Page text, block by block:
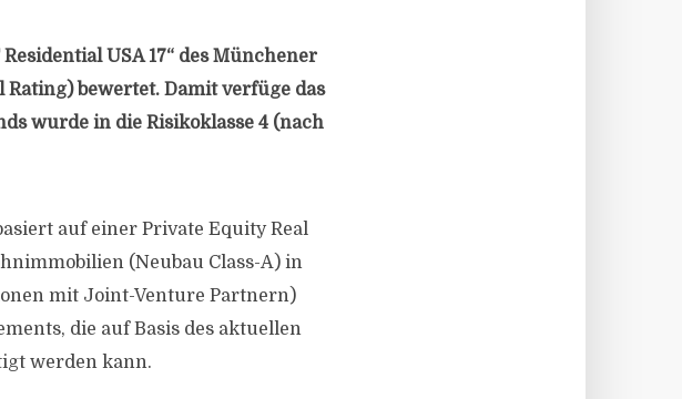
USA 17“ des Münchener
bewertet. Damit verfüge das
wurde in die Risikoklasse 4 (nach
auf einer Private Equity Real
(Neubau Class-A) in
mit Joint-Venture Partnern)
die auf Basis des aktuellen
werden kann.